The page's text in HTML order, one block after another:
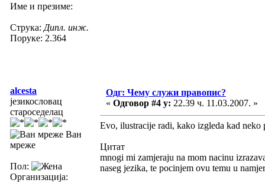
Име и презиме:
Струка: Дипл. инж.
Поруке: 2.364
alcesta
језикословац
староседелац
Ван
мреже
Пол:
Организација:
Одг: Чему служи правопис?
« Одговор #4 у: 22.39 ч. 11.03.2007. »
Evo, ilustracije radi, kako izgleda kad
Цитат
mnogi mi zamjeraju na mom nacinu
naseg jezika, te pocinjem ovu temu u